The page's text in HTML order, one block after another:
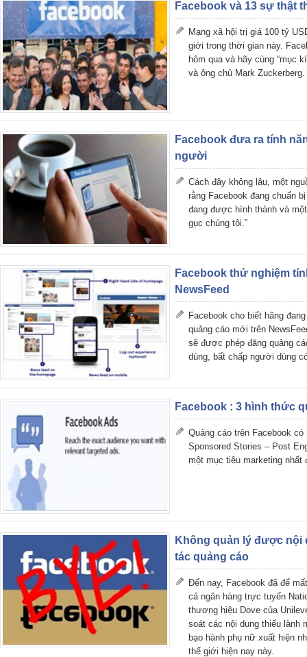
Facebook và 13 sự thật
Mạng xã hội trị giá 100 tỷ
giới trong thời gian này.
hôm qua và hãy cùng “mục
và ông chủ Mark Zuckerberg.
Facebook đưa ra tính
người
Cách đây không lâu, một
rằng Facebook đang chuẩn
đang được hình thành và
gục chúng tôi.”
Facebook thử nghiệm
NewsFeed
Facebook cho biết hãng
quảng cáo mới trên
sẽ được phép đăng quảng
dùng, bất chấp người dùng
Facebook : 3 hình thức
Quảng cáo trên Facebook
Sponsored Stories – Post
một mục tiêu marketing nhất
Không quản lý được nội
tác quảng cáo
Đến nay, Facebook đã để
cả ngân hàng trực tuyến
thương hiệu Dove của
soát các nội dung thiếu lành
bạo hành phụ nữ xuất hiện
thế giới hiện nay này.